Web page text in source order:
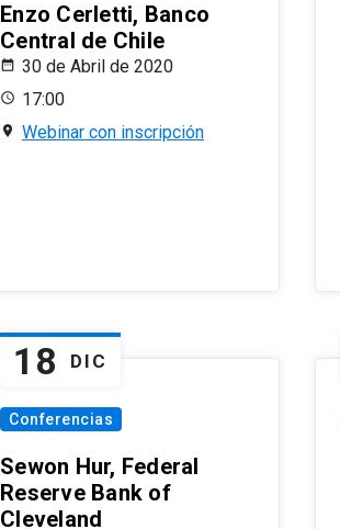
Enzo Cerletti, Banco
Central de Chile
30 de Abril de 2020
17:00
Webinar con inscripción
18 DIC
Conferencias
Sewon Hur, Federal
Reserve Bank of
Cleveland